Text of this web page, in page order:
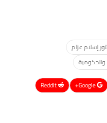
إسلام عزام
والحكومية
Google+
ReddIt